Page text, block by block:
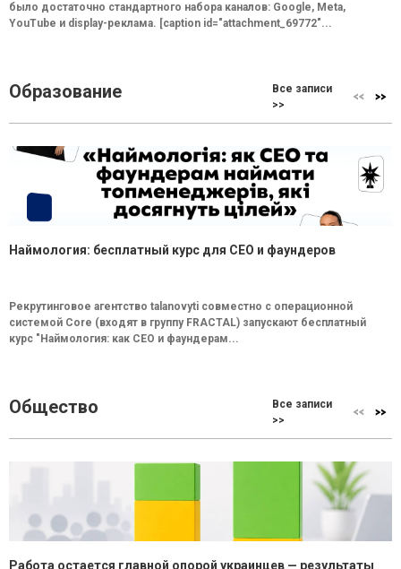
было достаточно стандартного набора каналов: Google, Meta,
YouTube и display-реклама. [caption id="attachment_69772"...
Образование
Все записи
>>
Наймология: бесплатный курс для CEO и фаундеров
Рекрутинговое агентство talanovyti совместно с операционной
системой Core (входят в группу FRACTAL) запускают бесплатный
курс "Наймология: как СEO и фаундерам...
Общество
Все записи
>>
Работа остается главной опорой украинцев — результаты